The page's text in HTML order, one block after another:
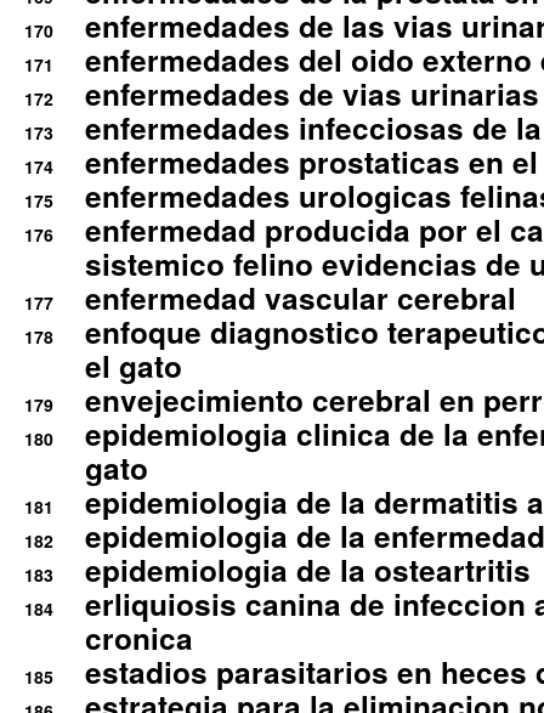
170 enfermedades de las vias
171 enfermedades del oido
172 enfermedades de vias
173 enfermedades infecciosas de
174 enfermedades prostaticas en
175 enfermedades urologicas
176
enfermedad producida por el
sistemico felino evidencias de
177 enfermedad vascular cerebral
178
enfoque diagnostico
el gato
179 envejecimiento cerebral en
180
epidemiologia clinica de la
gato
181 epidemiologia de la dermatitis
182 epidemiologia de la
183 epidemiologia de la osteartritis
184
erliquiosis canina de infeccion
cronica
185 estadios parasitarios en heces